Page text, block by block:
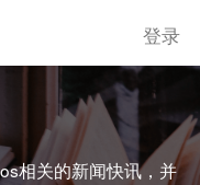
登录
相关的新闻快讯，并